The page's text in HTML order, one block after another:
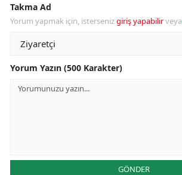
Takma Ad
Yorum yapmak için, istersenizgiriş yapabilirveya
Yorum Yazın (500 Karakter)
GÖNDER